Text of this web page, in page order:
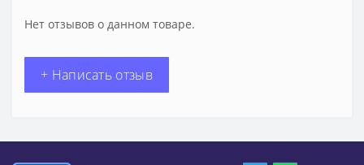
Нет отзывов о данном товаре.
+ Написать отзыв